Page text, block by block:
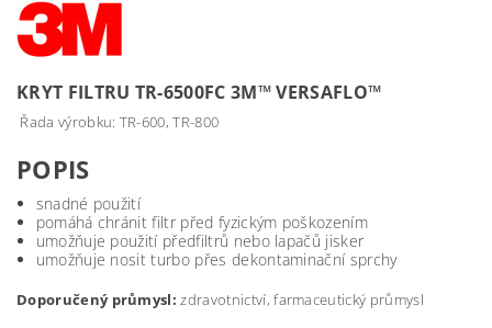
KRYT FILTRU TR-6500FC 3M™ VERSAFLO™
Řada výrobku: TR-600, TR-800
POPIS
snadné použití
pomáhá chránit filtr před fyzickým poškozením
umožňuje použití předfiltrů nebo lapačů jisker
umožňuje nosit turbo přes dekontaminační sprchy
Doporučený průmysl: zdravotnictví, farmaceutický průmysl